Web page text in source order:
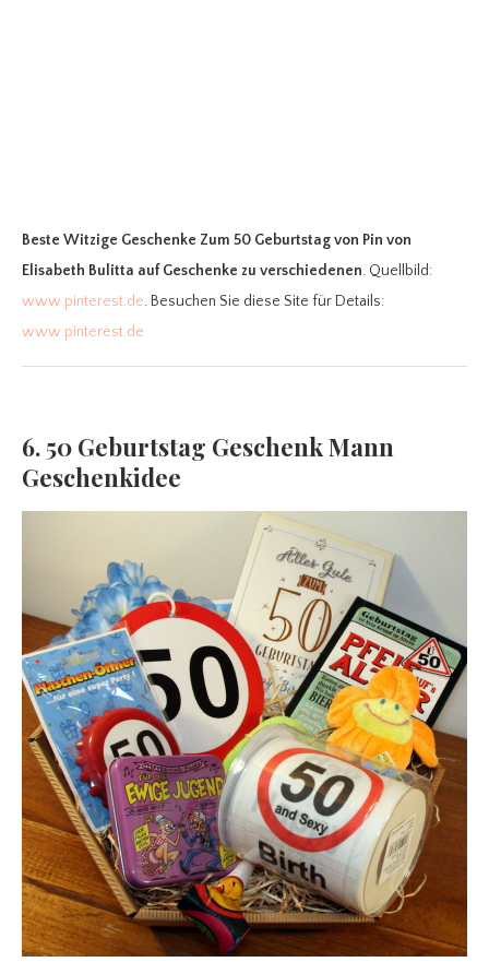
Beste Witzige Geschenke Zum 50 Geburtstagvon Pin von
Elisabeth Bulitta auf Geschenke zu verschiedenen. Quellbild:
www.pinterest.de. Besuchen Sie diese Site für Details:
www.pinterest.de
6. 50 Geburtstag Geschenk Mann
Geschenkidee